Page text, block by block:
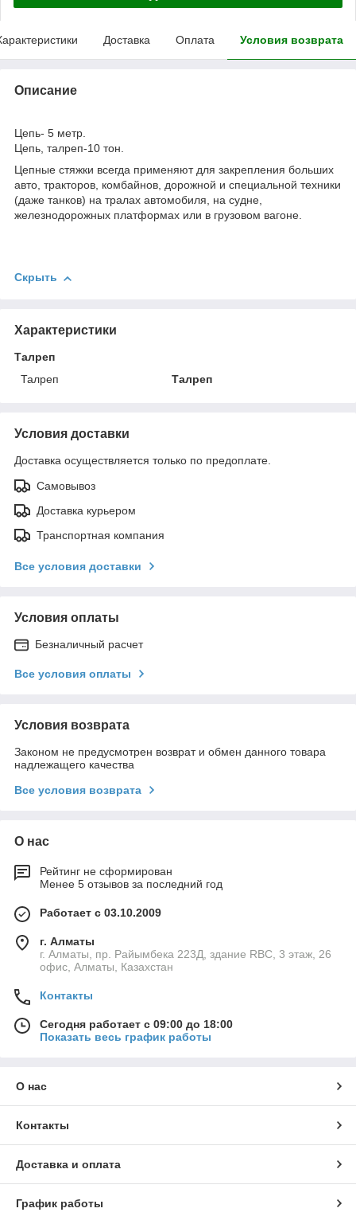
Доставка Оплата Условия возврата
Описание
Цепь- 5 метр.
Цепь, талреп-10 тон.
Цепные стяжки всегда применяют для закрепления больших
авто, тракторов, комбайнов, дорожной и специальной техники
(даже танков) на тралах автомобиля, на судне,
железнодорожных платформах или в грузовом вагоне.
Скрыть
Характеристики
Талреп
Талреп
Талреп
Условия доставки
Доставка осуществляется только по предоплате.
Самовывоз
Доставка курьером
Транспортная компания
Все условия доставки
Условия оплаты
Безналичный расчет
Все условия оплаты
Условия возврата
Законом не предусмотрен возврат и обмен данного товара
надлежащего качества
Все условия возврата
О нас
Рейтинг не сформирован
Менее 5 отзывов за последний год
Работает с 03.10.2009
г. Алматы
г. Алматы, пр. Райымбека 223Д, здание RBC, 3 этаж, 26
офис, Алматы, Казахстан
Контакты
Сегодня работает с 09:00 до 18:00
Показать весь график работы
О нас
Контакты
Доставка и оплата
График работы